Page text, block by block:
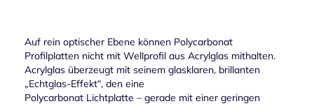
Auf rein optischer Ebene können Polycarbonat
Profilplatten nicht mit Wellprofil aus Acrylglas mithalten.
Acrylglas überzeugt mit seinem glasklaren, brillanten
„Echtglas-Effekt“, den eine
Polycarbonat Lichtplatte – gerade mit einer geringen